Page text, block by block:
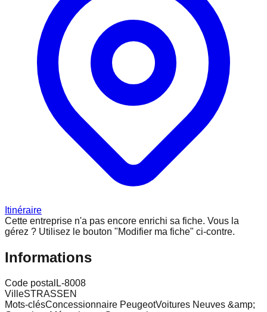
Itinéraire
Cette entreprise n'a pas encore enrichi sa fiche. Vous la
gérez ? Utilisez le bouton "Modifier ma fiche" ci-contre.
Informations
Code postal L-8008
VilleSTRASSEN
Mots-clésConcessionnaire PeugeotVoitures Neuves &amp;